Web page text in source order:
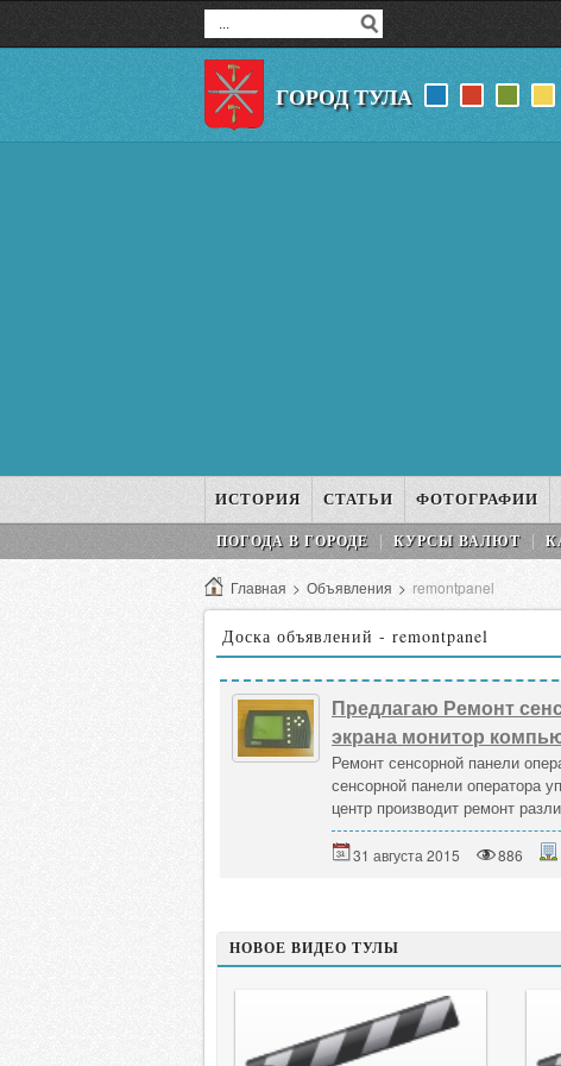
ГОРОД ТУЛА
ИСТОРИЯ СТАТЬИ ФОТОГРАФИИ
ПОГОДА В ГОРОДЕ КУРСЫ ВАЛЮТ
Главная > Объявления > remontpanel
Доска объявлений - remontpanel
Предлагаю Ремонт
экрана монитор
Ремонт сенсорной панели
сенсорной панели оператора
центр производит ремонт
31 августа 2015 886
НОВОЕ ВИДЕО ТУЛЫ